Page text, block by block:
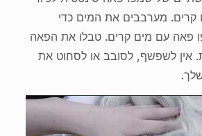
קרים. מערבבים את המים כדי
פאה עם מים קרים. טבלו את הפאה
אין לשפשף, לסובב או לסחוט את